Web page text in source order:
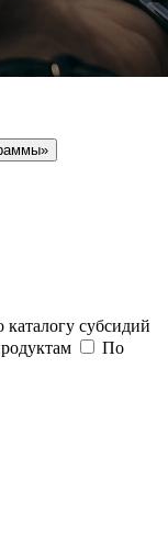
каталогу субсидий
По